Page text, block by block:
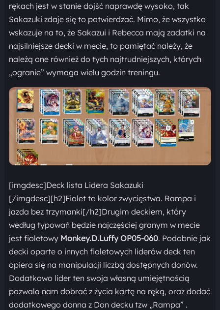
rękach jest w stanie dojść naprawdę wysoko, tak
Sakazuki zdaje się to potwierdzać. Mimo, że wszystko
wskazuje na to, że Sakazui i Rebecca mają zadatki na
najsilniejsze decki w mecie, to pamiętać należy, że
należą one również do tych najtrudniejszych, których
„ogranie” wymaga wielu godzin treningu.
[imgdesc]Deck lista Lidera Sakazuki
[/imgdesc][h2]Fiolet to kolor zwycięstwa. Rampa i
jazda bez trzymanki[/h2]Drugim deckiem, który
według typowań będzie najczęściej granym w mecie
jest fioletowy Monkey.D.Luffy OP05-060. Podobnie jak
decki oparte o innych fioletowych liderów deck ten
opiera się na manipulacji liczbą dostępnych donów.
Dodatkowo lider ten swoja własną umiejętnością
pozwala nam dobrać z życia kartę na ręką, oraz dodać
dodatkowego donna z Don decku tzw „Rampa” .